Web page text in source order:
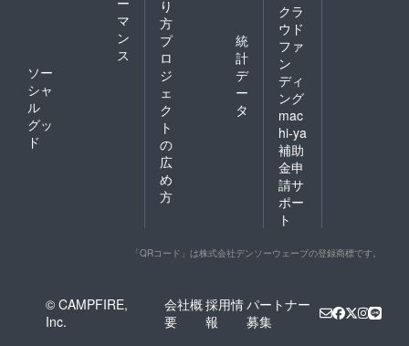
マ
ン
ス
ソー
シャ
ル
グッ
ド
り
方
プ
ロ
ジ
ェ
ク
ト
の
広
め
方
統
計
デ
ー
タ
クラ
ウド
ファ
ン
ディ
ング
mac
hi-ya
補助
金申
請サ
ポー
ト
「QRコード」は株式会社デンソーウェーブの登録商標です。
© CAMPFIRE,
Inc.
会社概
要
採用情
報
パートナー
募集